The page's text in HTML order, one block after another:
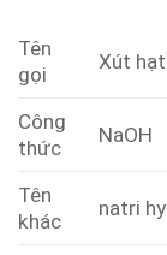
Tên
gọi
Xút
Công
thức
NaOH
Tên
khác
natri